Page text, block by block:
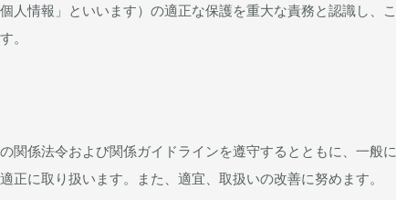
人情報」といいます）の適正な保護を重大な責務と認識し、こ
。
関係法令および関係ガイドラインを遵守するとともに、一般に
に取り扱います。また、適宜、取扱いの改善に努めます。